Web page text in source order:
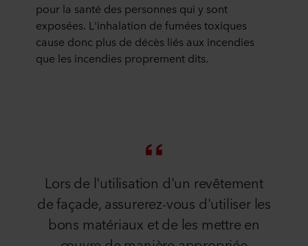
pour la santé des personnes qui y sont
exposées. L'inhalation de fumées toxiques
cause donc plus de décès liés aux incendies
que les incendies proprement dits.
Lors de l'utilisation d'un revêtement
de façade, assurerez-vous d'utiliser les
bons matériaux et de les mettre en